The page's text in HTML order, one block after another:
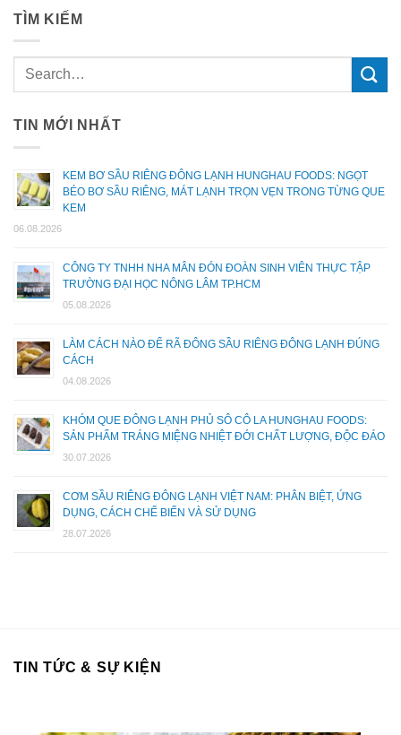
TÌM KIẾM
TIN MỚI NHẤT
KEM BƠ SẦU RIÊNG ĐÔNG LẠNH HUNGHAU FOODS: NGỌT
BÉO BƠ SẦU RIÊNG, MÁT LẠNH TRỌN VẸN TRONG TỪNG QUE
KEM
06.08.2026
CÔNG TY TNHH NHA MÂN ĐÓN ĐOÀN SINH VIÊN THỰC TẬP
TRƯỜNG ĐẠI HỌC NÔNG LÂM TP.HCM
05.08.2026
LÀM CÁCH NÀO ĐỂ RÃ ĐÔNG SẦU RIÊNG ĐÔNG LẠNH ĐÚNG
CÁCH
04.08.2026
KHÓM QUE ĐÔNG LẠNH PHỦ SÔ CÔ LA HUNGHAU FOODS:
SẢN PHẨM TRÁNG MIỆNG NHIỆT ĐỚI CHẤT LƯỢNG, ĐỘC ĐÁO
30.07.2026
CƠM SẦU RIÊNG ĐÔNG LẠNH VIỆT NAM: PHÂN BIỆT, ỨNG
DỤNG, CÁCH CHẾ BIẾN VÀ SỬ DỤNG
28.07.2026
TIN TỨC & SỰ KIỆN